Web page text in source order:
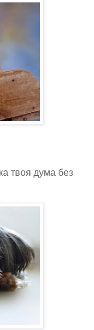
твоя дума без